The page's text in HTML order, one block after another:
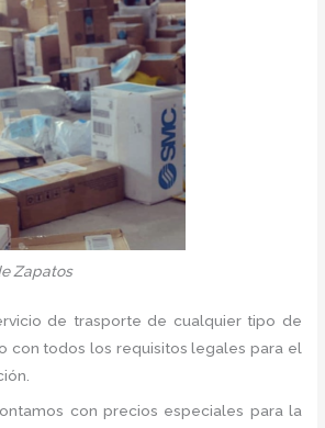
Zapatos
de trasporte de cualquier tipo de
con todos los requisitos legales para el
con precios especiales para la